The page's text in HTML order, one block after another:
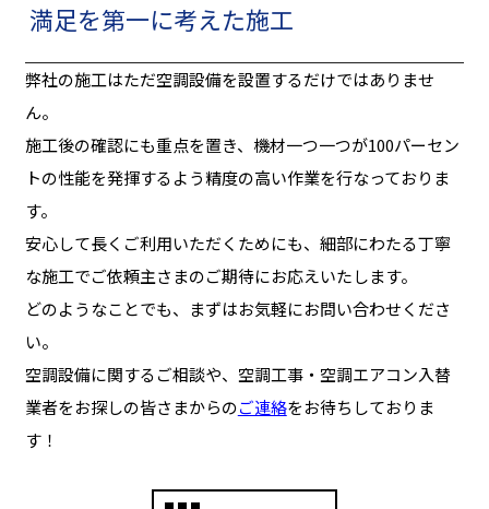
満足を第一に考えた施工
弊社の施工はただ空調設備を設置するだけではありませ
ん。
施工後の確認にも重点を置き、機材一つ一つが100パーセン
トの性能を発揮するよう精度の高い作業を行なっておりま
す。
安心して長くご利用いただくためにも、細部にわたる丁寧
な施工でご依頼主さまのご期待にお応えいたします。
どのようなことでも、まずはお気軽にお問い合わせくださ
い。
空調設備に関するご相談や、空調工事・空調エアコン入替
業者をお探しの皆さまからのご連絡をお待ちしておりま
す！